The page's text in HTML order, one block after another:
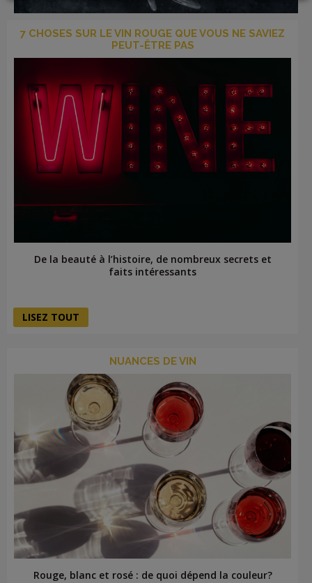
LOGIN
7 CHOSES SUR LE VIN ROUGE QUE VOUS NE SAVIEZ
PEUT-ÊTRE PAS
De la beauté à l’histoire, de nombreux secrets et
faits intéressants
LISEZ TOUT
NUANCES DE VIN
Rouge, blanc et rosé : de quoi dépend la couleur?